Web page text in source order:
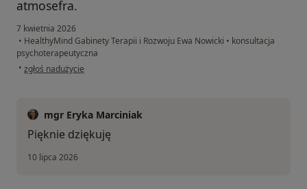
atmosefra.
7 kwietnia 2026
• HealthyMind Gabinety Terapii i Rozwoju Ewa Nowicki • konsultacja
psychoterapeutyczna
• w opinii użytkownika Magda Z.
zgłoś nadużycie
mgr Eryka Marciniak
Pięknie dziękuję
10 lipca 2026